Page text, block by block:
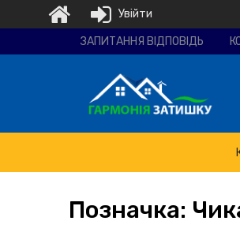
будівельна
ЗАПИТАННЯ ВІДПОВІДЬ
Позначка:
Увійти